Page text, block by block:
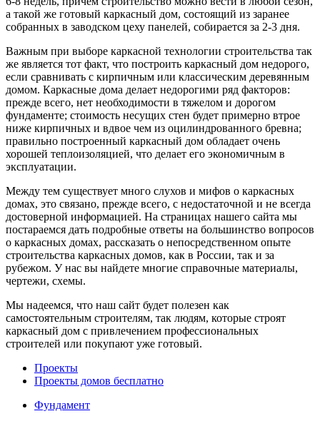
а такой же готовый каркасный дом, состоящий из заранее
собранных в заводском цеху панелей, собирается за 2-3 дня.
Важным при выборе каркасной технологии строительства так
же является тот факт, что построить каркасный дом недорого,
если сравнивать с кирпичным или классическим деревянным
домом. Каркасные дома делает недорогими ряд факторов:
прежде всего, нет необходимости в тяжелом и дорогом
фундаменте; стоимость несущих стен будет примерно втрое
ниже кирпичных и вдвое чем из оцилиндрованного бревна;
правильно построенный каркасный дом обладает очень
хорошей теплоизоляцией, что делает его экономичным в
эксплуатации.
Между тем существует много слухов и мифов о каркасных
домах, это связано, прежде всего, с недостаточной и не всегда
достоверной информацией. На страницах нашего сайта мы
постараемся дать подробные ответы на большинство вопросов
о каркасных домах, рассказать о непосредственном опыте
строительства каркасных домов, как в России, так и за
рубежом. У нас вы найдете многие справочные материалы,
чертежи, схемы.
Мы надеемся, что наш сайт будет полезен как
самостоятельным строителям, так людям, которые строят
каркасный дом с привлечением профессиональных
строителей или покупают уже готовый.
Проекты
Проекты домов бесплатно
Фундамент